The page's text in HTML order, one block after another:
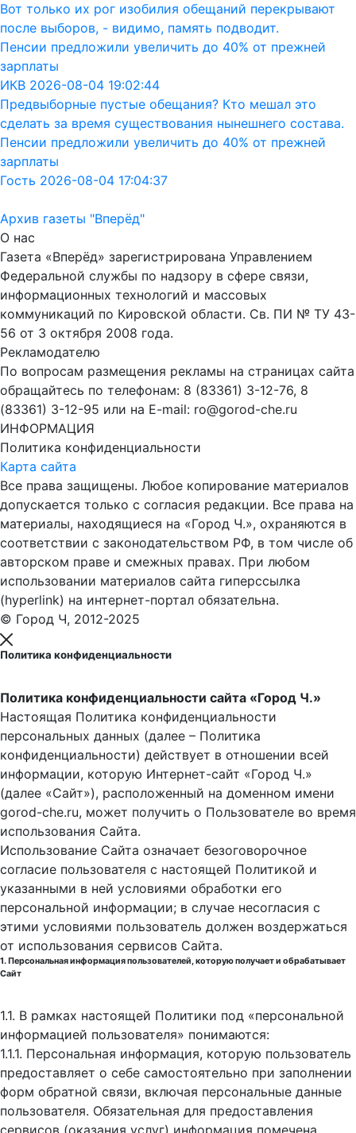
Вот только их рог изобилия обещаний перекрывают
после выборов, - видимо, память подводит.
Пенсии предложили увеличить до 40% от прежней
зарплаты
ИКВ 2026-08-04 19:02:44
Предвыборные пустые обещания? Кто мешал это
сделать за время существования нынешнего состава.
Пенсии предложили увеличить до 40% от прежней
зарплаты
Гость 2026-08-04 17:04:37
Архив газеты "Вперёд"
О нас
Газета «Вперёд» зарегистрирована Управлением
Федеральной службы по надзору в сфере связи,
информационных технологий и массовых
коммуникаций по Кировской области. Св. ПИ № ТУ 43-
56 от 3 октября 2008 года.
Рекламодателю
По вопросам размещения рекламы на страницах сайта
обращайтесь по телефонам: 8 (83361) 3-12-76, 8
(83361) 3-12-95 или на E-mail: ro@gorod-che.ru
ИНФОРМАЦИЯ
Политика конфиденциальности
Карта сайта
Все права защищены. Любое копирование материалов
допускается только с согласия редакции. Все права на
материалы, находящиеся на «Город Ч.», охраняются в
соответствии с законодательством РФ, в том числе об
авторском праве и смежных правах. При любом
использовании материалов сайта гиперссылка
(hyperlink) на интернет-портал обязательна.
© Город Ч, 2012-2025
Политика конфиденциальности
Политика конфиденциальности сайта «Город Ч.»
Настоящая Политика конфиденциальности
персональных данных (далее – Политика
конфиденциальности) действует в отношении всей
информации, которую Интернет-сайт «Город Ч.»
(далее «Сайт»), расположенный на доменном имени
gorod-che.ru, может получить о Пользователе во время
использования Cайта.
Использование Сайта означает безоговорочное
согласие пользователя с настоящей Политикой и
указанными в ней условиями обработки его
персональной информации; в случае несогласия с
этими условиями пользователь должен воздержаться
от использования сервисов Сайта.
1. Персональная информация пользователей, которую получает и обрабатывает
Сайт
1.1. В рамках настоящей Политики под «персональной
информацией пользователя» понимаются:
1.1.1. Персональная информация, которую пользователь
предоставляет о себе самостоятельно при заполнении
форм обратной связи, включая персональные данные
пользователя. Обязательная для предоставления